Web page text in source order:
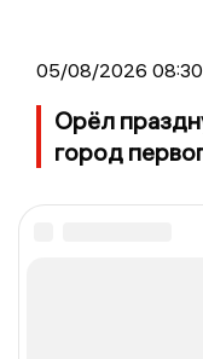
05/08/2026 08:30
Орёл
город